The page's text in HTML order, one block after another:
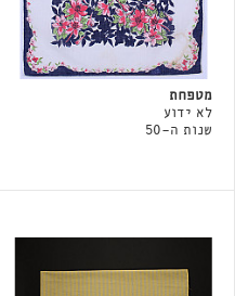
מטפחת
לא ידוע
שנות ה-50